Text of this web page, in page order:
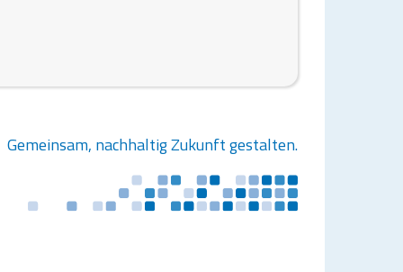
Gemeinsam, nachhaltig Zukunft gestalten.